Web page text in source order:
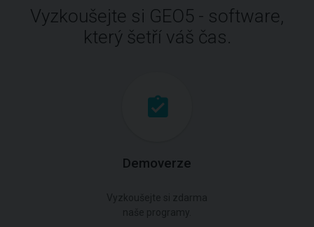
Vyzkoušejte si GEO5 - software,
který šetří váš čas.
Demoverze